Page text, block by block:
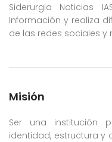
Siderurgia Noticias
Información y realiza
de las redes sociales
Misión
Ser una institución
identidad, estructura y